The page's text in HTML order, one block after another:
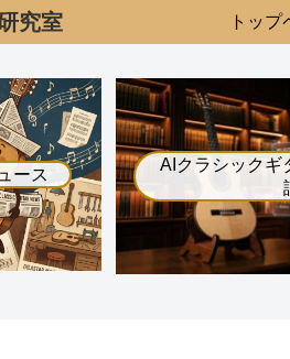
究室 トップ
ース
AIクラシックギ